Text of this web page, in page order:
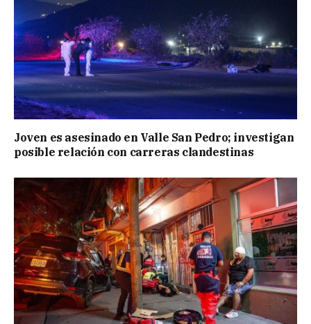
Joven es asesinado en Valle San Pedro; investigan
posible relación con carreras clandestinas